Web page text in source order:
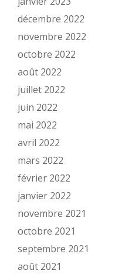
décembre 2022
novembre 2022
octobre 2022
août 2022
juillet 2022
juin 2022
mai 2022
avril 2022
mars 2022
février 2022
janvier 2022
novembre 2021
octobre 2021
septembre 2021
août 2021